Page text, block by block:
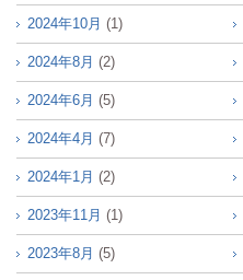
2024年10月 (1)
2024年8月 (2)
2024年6月 (5)
2024年4月 (7)
2024年1月 (2)
2023年11月 (1)
2023年8月 (5)